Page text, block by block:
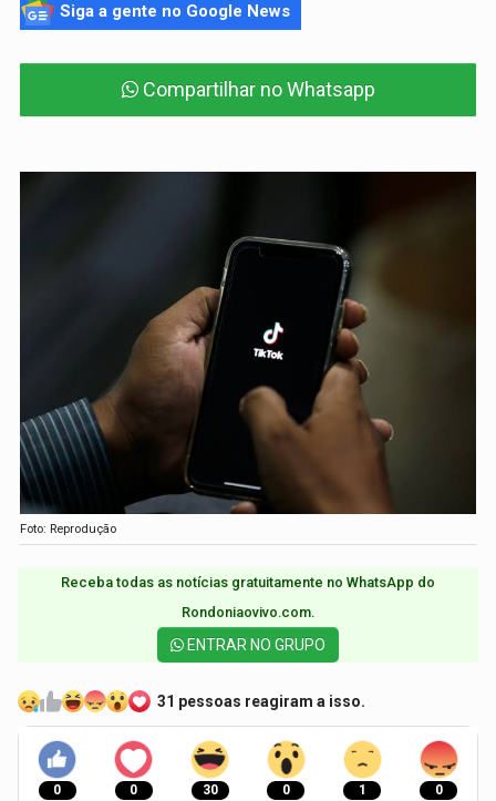
Siga a gente no Google News
Compartilhar no Whatsapp
Foto: Reprodução
Receba todas as notícias gratuitamente no WhatsApp do
Rondoniaovivo.com.​
ENTRAR NO GRUPO
31 pessoas reagiram a isso.
0 0 30 0 1 0